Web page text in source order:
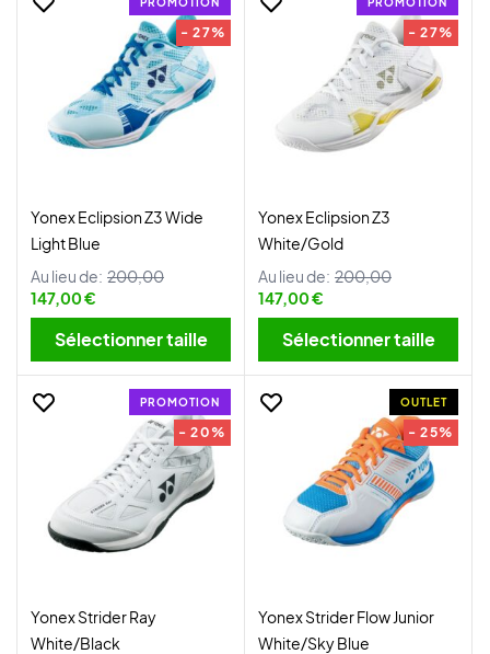
- 27%
Yonex Eclipsion Z3 Wide
Light Blue
Au lieu de: 200,00
147,00 €
Sélectionner taille
- 27%
Yonex Eclipsion Z3
White/Gold
Au lieu de: 200,00
147,00 €
Sélectionner taille
PROMOTION
- 20%
Yonex Strider Ray
White/Black
OUTLET
- 25%
Yonex Strider Flow Junior
White/Sky Blue